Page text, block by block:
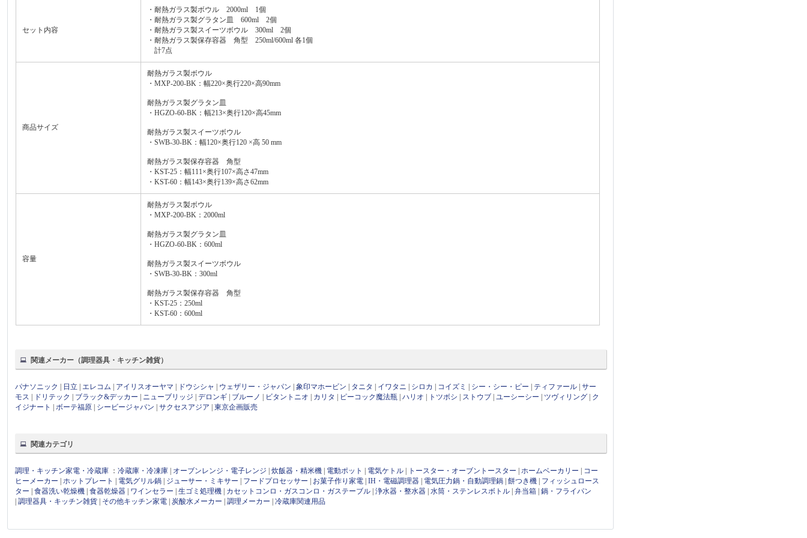
セット内容
・耐熱ガラス製ボウル 2000ml 1個
・耐熱ガラス製グラタン皿 600ml 2個
・耐熱ガラス製スイーツボウル 300ml 2個
・耐熱ガラス製保存容器 角型 250ml/600ml 各1個
計7点
商品サイズ
耐熱ガラス製ボウル
・MXP-200-BK：幅220×奥行220×高90mm
耐熱ガラス製グラタン皿
・HGZO-60-BK：幅213×奥行120×高45mm
耐熱ガラス製スイーツボウル
・SWB-30-BK：幅120×奥行120 ×高 50 mm
耐熱ガラス製保存容器 角型
・KST-25：幅111×奥行107×高さ47mm
・KST-60：幅143×奥行139×高さ62mm
容量
耐熱ガラス製ボウル
・MXP-200-BK：2000ml
耐熱ガラス製グラタン皿
・HGZO-60-BK：600ml
耐熱ガラス製スイーツボウル
・SWB-30-BK：300ml
耐熱ガラス製保存容器 角型
・KST-25：250ml
・KST-60：600ml
関連メーカー（調理器具・キッチン雑貨）
パナソニック 日立 エレコム アイリスオーヤマ ドウシシャ ウェザリー・ジャパン |象印マホービン タニタ イワタニ シロカ コイズミ シー・シー・ピー ティファール |サー
モス
ドリテック ブラック&デッカー ニューブリッジ |デロンギ ブルーノ ビタントニオ カリタ ピーコック魔法瓶 |ハリオ トツボシ ストウブ |ユーシーシー ツヴィリング
ク
イジナート
|ボーテ福原 シービージャパン |サクセスアジア |東京企画販売
関連カテゴリ
調理・キッチン家電・冷蔵庫 ：冷蔵庫・冷凍庫 オーブンレンジ・電子レンジ |炊飯器・精米機 電動ポット 電気ケトル トースター・オーブントースター |ホームベーカリー
コー
ヒーメーカー |ホットプレート 電気グリル鍋 ジューサー・ミキサー フードプロセッサー お菓子作り家電 |IH・電磁調理器 電気圧力鍋・自動調理鍋 |餅つき機
フィッシュロース
ター |食器洗い乾燥機 |食器乾燥器 ワインセラー |生ゴミ処理機 カセットコンロ・ガスコンロ・ガステーブル |浄水器・整水器 |水筒・ステンレスボトル |弁当箱 |鍋・フライパン
|調理器具・キッチン雑貨 その他キッチン家電 |炭酸水メーカー |調理メーカー |冷蔵庫関連用品